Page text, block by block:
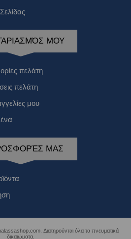
ΜΟΥ
πελάτη
πελάτη
μου
ΜΑΣ
Διατηρούνται όλα τα πνευματικά
δικαιώματα.